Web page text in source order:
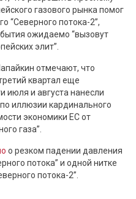
газового рынка помог
“Северного потока-2”,
ожидаемо “вызовут
элит”.
отмечают, что
квартал еще
июля и августа нанесли
иллюзии кардинального
экономики ЕС от
газа”.
о резком падении давления
потока” и одной нитке
потока-2”.